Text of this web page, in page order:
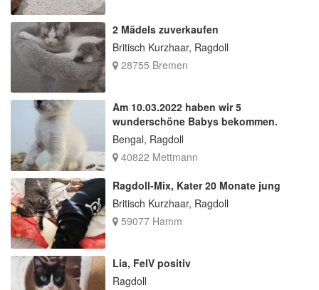
2 Mädels zuverkaufen
Britisch Kurzhaar, Ragdoll
28755 Bremen
Am 10.03.2022 haben wir 5
wunderschöne Babys bekommen.
Bengal, Ragdoll
40822 Mettmann
Ragdoll-Mix, Kater 20 Monate jung
Britisch Kurzhaar, Ragdoll
59077 Hamm
Lia, FelV positiv
Ragdoll